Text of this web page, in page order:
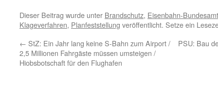
Dieser Beitrag wurde unter Brandschutz, Eisenbahn-Bundesamt
Klageverfahren, Planfeststellung veröffentlicht. Setze ein
← StZ: Ein Jahr lang keine S-Bahn zum Airport /
2,5 Millionen Fahrgäste müssen umsteigen /
Hiobsbotschaft für den Flughafen
PSU: Bau